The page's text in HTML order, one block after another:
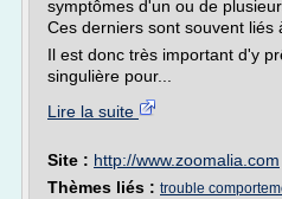
symptômes d'un ou de
Ces derniers sont souvent liés
Il est donc très important d'y
singulière pour...
Lire la suite
Site : http://www.zoomalia.com
Thèmes liés : trouble